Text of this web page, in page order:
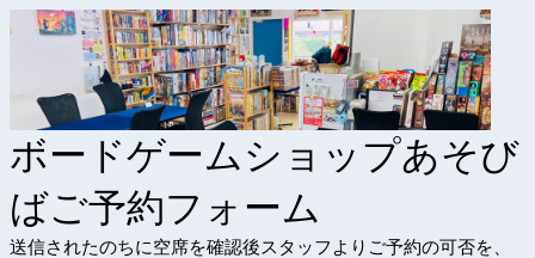
ボードゲームショップあそび
ばご予約フォーム
送信されたのちに空席を確認後スタッフよりご予約の可否を、